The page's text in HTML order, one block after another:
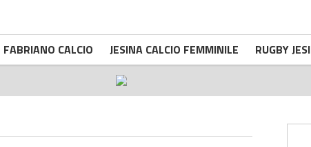
FABRIANO CALCIO JESINA CALCIO FEMMINILE RUGBY JESI